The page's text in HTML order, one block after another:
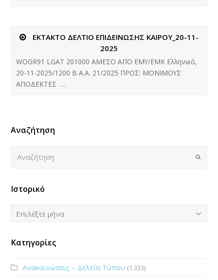
ΕΚΤΑΚΤΟ ΔΕΛΤΙΟ ΕΠΙΔΕΙΝΩΣΗΣ ΚΑΙΡΟΥ_20-11-
2025
WOGR91 LGAT 201000 ΑΜΕΣΟ ΑΠΟ ΕΜΥ/ΕΜΚ Ελληνικό,
20-11-2025/1200 B Α.Α. 21/2025 ΠΡΟΣ: ΜΟΝΙΜΟΥΣ
ΑΠΟΔΕΚΤΕΣ …
Αναζήτηση
Submit
Ιστορικό
Ιστορικό
Επιλέξτε μήνα
Κατηγορίες
Ανακοινώσεις – Δελτία Τύπου (1.333)